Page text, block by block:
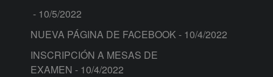
- 10/5/2022
NUEVA PÁGINA DE FACEBOOK - 10/4/2022
INSCRIPCIÓN A MESAS DE
EXAMEN - 10/4/2022